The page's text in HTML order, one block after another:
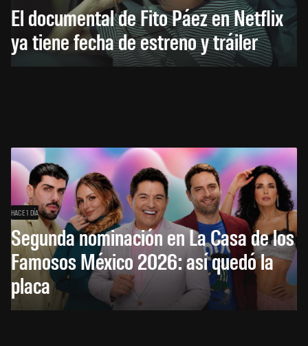
El documental de Fito Páez en Netflix
ya tiene fecha de estreno y tráiler
HACE 1 DÍA
Segunda nominación en La Casa de los
Famosos México 2026: así quedó la
placa